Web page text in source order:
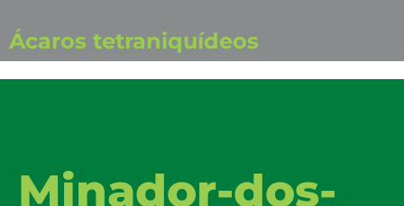
Ácaros tetraniquídeos
Minador-dos-